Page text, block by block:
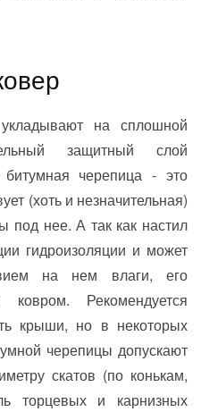
укладывают на сплошной
защитный слой
битумная черепица - это
(хоть и незначительная)
под нее. А так как настил
гидроизоляции и может
на нем влаги, его
Рекомендуется
крыши, но в некоторых
черепицы допускают
скатов (по конькам,
торцевых и карнизных